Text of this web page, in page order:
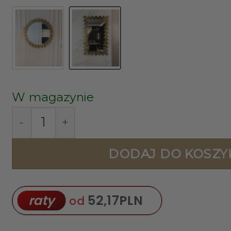
W magazynie
ilość LUSTRO ŚCIENNE
DODAJ DO
raty od 52,17PLN